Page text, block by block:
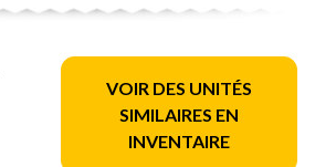
VOIR DES UNITÉS
SIMILAIRES EN
INVENTAIRE